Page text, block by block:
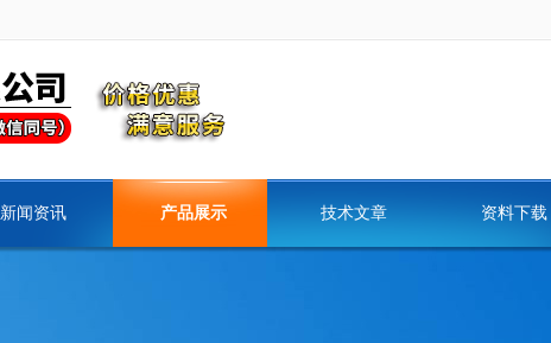
新闻资讯 产品展示 技术文章 资料下载